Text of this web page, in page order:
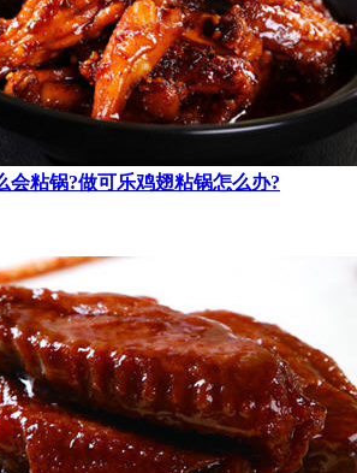
会粘锅?做可乐鸡翅粘锅怎么办?